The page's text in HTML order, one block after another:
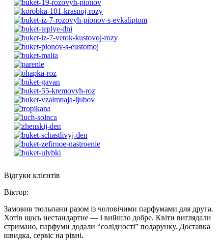
Відгуки клієнтів
Віктор:
Замовив тюльпани разом із чоловічими парфумами для друга.
Хотів щось нестандартне — і вийшло добре. Квіти виглядали
стримано, парфуми додали “солідності” подарунку. Доставка
швидка, сервіс на рівні.